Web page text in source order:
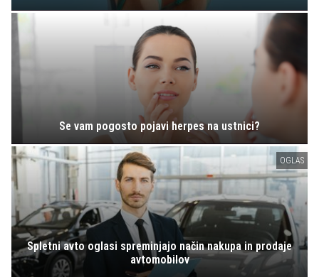
Se vam pogosto pojavi herpes na ustnici?
OGLAS
Spletni avto oglasi spreminjajo način nakupa in prodaje
avtomobilov